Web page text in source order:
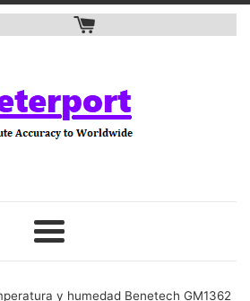
Menú
y humedad Benetech GM1362